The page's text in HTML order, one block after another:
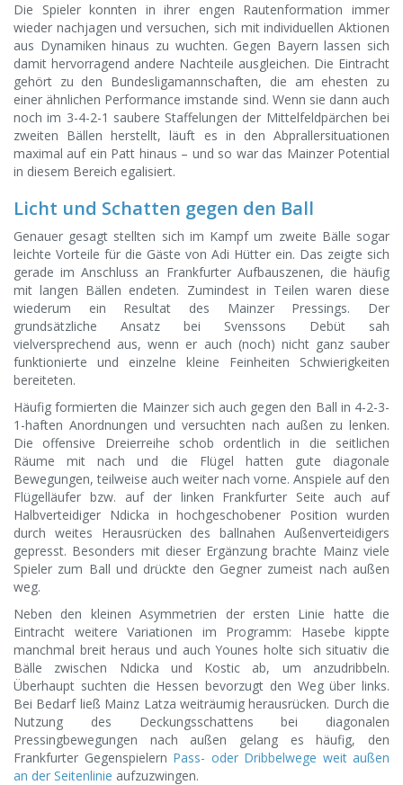
Die Spieler konnten in ihrer engen Rautenformation immer
wieder nachjagen und versuchen, sich mit individuellen Aktionen
aus Dynamiken hinaus zu wuchten. Gegen Bayern lassen sich
damit hervorragend andere Nachteile ausgleichen. Die Eintracht
gehört zu den Bundesligamannschaften, die am ehesten zu
einer ähnlichen Performance imstande sind. Wenn sie dann auch
noch im 3-4-2-1 saubere Staffelungen der Mittelfeldpärchen bei
zweiten Bällen herstellt, läuft es in den Abprallersituationen
maximal auf ein Patt hinaus – und so war das Mainzer Potential
in diesem Bereich egalisiert.
Licht und Schatten gegen den Ball
Genauer gesagt stellten sich im Kampf um zweite Bälle sogar
leichte Vorteile für die Gäste von Adi Hütter ein. Das zeigte sich
gerade im Anschluss an Frankfurter Aufbauszenen, die häufig
mit langen Bällen endeten. Zumindest in Teilen waren diese
wiederum ein Resultat des Mainzer Pressings. Der
grundsätzliche Ansatz bei Svenssons Debüt sah
vielversprechend aus, wenn er auch (noch) nicht ganz sauber
funktionierte und einzelne kleine Feinheiten Schwierigkeiten
bereiteten.
Häufig formierten die Mainzer sich auch gegen den Ball in 4-2-3-
1-haften Anordnungen und versuchten nach außen zu lenken.
Die offensive Dreierreihe schob ordentlich in die seitlichen
Räume mit nach und die Flügel hatten gute diagonale
Bewegungen, teilweise auch weiter nach vorne. Anspiele auf den
Flügelläufer bzw. auf der linken Frankfurter Seite auch auf
Halbverteidiger Ndicka in hochgeschobener Position wurden
durch weites Herausrücken des ballnahen Außenverteidigers
gepresst. Besonders mit dieser Ergänzung brachte Mainz viele
Spieler zum Ball und drückte den Gegner zumeist nach außen
weg.
Neben den kleinen Asymmetrien der ersten Linie hatte die
Eintracht weitere Variationen im Programm: Hasebe kippte
manchmal breit heraus und auch Younes holte sich situativ die
Bälle zwischen Ndicka und Kostic ab, um anzudribbeln.
Überhaupt suchten die Hessen bevorzugt den Weg über links.
Bei Bedarf ließ Mainz Latza weiträumig herausrücken. Durch die
Nutzung des Deckungsschattens bei diagonalen
Pressingbewegungen nach außen gelang es häufig, den
Frankfurter Gegenspielern Pass- oder Dribbelwege weit außen
an der Seitenlinie aufzuzwingen.